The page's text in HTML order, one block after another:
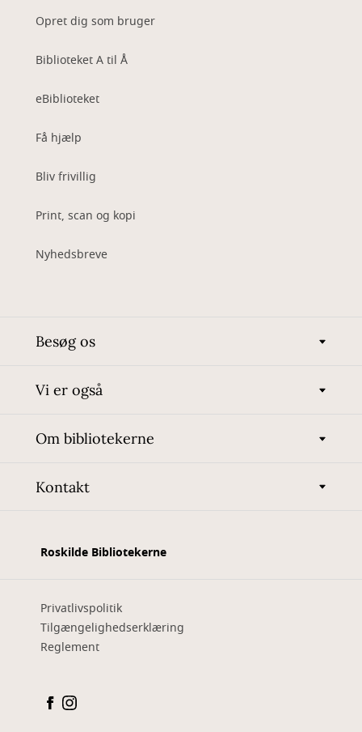
Opret dig som bruger
Biblioteket A til Å
eBiblioteket
Få hjælp
Bliv frivillig
Print, scan og kopi
Nyhedsbreve
Besøg os
Vi er også
Om bibliotekerne
Kontakt
Roskilde Bibliotekerne
Privatlivspolitik
Tilgængelighedserklæring
Reglement